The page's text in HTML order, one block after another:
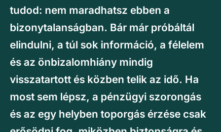
tudod: nem maradhatsz ebben a
bizonytalanságban. Bár már próbáltál
elindulni, a túl sok információ, a félelem
és az önbizalomhiány mindig
visszatartott és közben telik az idő. Ha
most sem lépsz, a pénzügyi szorongás
és az egy helyben toporgás érzése csak